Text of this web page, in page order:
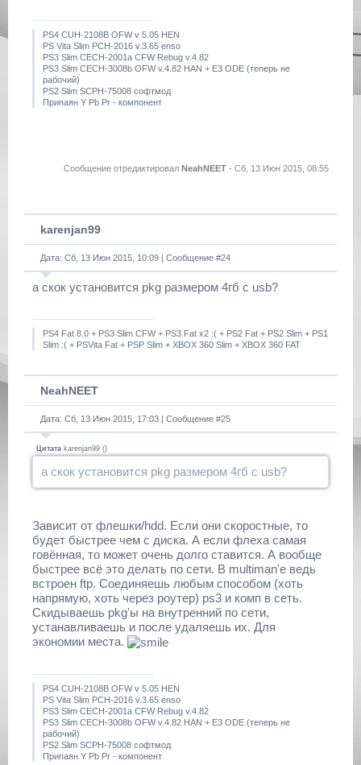
PS4 CUH-2108B OFW v 5.05 HEN
PS Vita Slim PCH-2016 v.3.65 enso
PS3 Slim CECH-2001a CFW Rebug v.4.82
PS3 Slim CECH-3008b OFW v.4.82 HAN + E3 ODE (теперь не
рабочий)
PS2 Slim SCPH-75008 софтмод
Припаян Y Pb Pr - компонент
Сообщение отредактировал NeahNEET - Сб, 13 Июн 2015, 08:55
karenjan99
Дата: Сб, 13 Июн 2015, 10:09 | Сообщение #24
а скок установится pkg размером 4гб с usb?
PS4 Fat 8.0 + PS3 Slim CFW + PS3 Fat x2 :( + PS2 Fat + PS2 Slim + PS1
Slim :( + PSVita Fat + PSP Slim + XBOX 360 Slim + XBOX 360 FAT
NeahNEET
Дата: Сб, 13 Июн 2015, 17:03 | Сообщение #25
Цитата karenjan99 ()
а скок установится pkg размером 4гб с usb?
Зависит от флешки/hdd. Если они скоростные, то
будет быстрее чем с диска. А если флеха самая
говённая, то может очень долго ставится. А вообще
быстрее всё это делать по сети. В multiman'е ведь
встроен ftp. Соединяешь любым способом (хоть
напрямую, хоть через роутер) ps3 и комп в сеть.
Скидываешь pkg'ы на внутренний по сети,
устанавливаешь и после удаляешь их. Для
экономии места.
PS4 CUH-2108B OFW v 5.05 HEN
PS Vita Slim PCH-2016 v.3.65 enso
PS3 Slim CECH-2001a CFW Rebug v.4.82
PS3 Slim CECH-3008b OFW v.4.82 HAN + E3 ODE (теперь не
рабочий)
PS2 Slim SCPH-75008 софтмод
Припаян Y Pb Pr - компонент